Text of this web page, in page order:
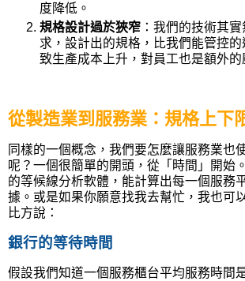
度降低。
規格設計過於狹窄 ：我們的技術其
求，設計出的規格，比我們能管控
致生產成本上升，對員工也是額外的
從製造業到服務業：規格上下
同樣的一個概念，我們要怎麼讓服務業也
呢？一個很簡單的開頭，從「時間」開始
的等候線分析軟體，能計算出每一個服務
據。或是如果你願意找我去幫忙，我也可
比方說：
銀行的等待時間
假設我們知道一個服務櫃台平均服務時間